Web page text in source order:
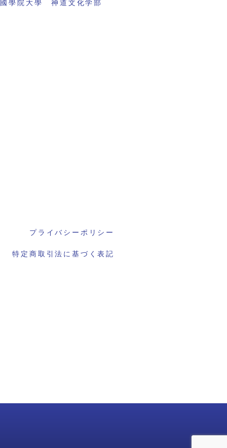
學院大學 神道文化学部
プライバシーポリシー
特定商取引法に基づく表記